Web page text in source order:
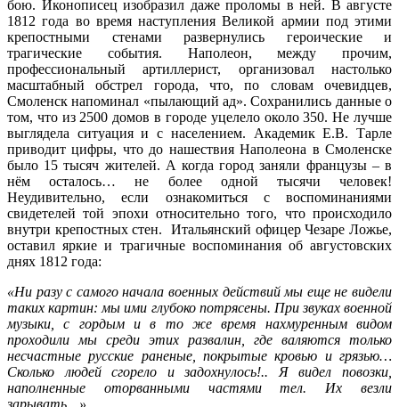
бою. Иконописец изобразил даже проломы в ней. В августе
1812 года во время наступления Великой армии под этими
крепостными стенами развернулись героические и
трагические события. Наполеон, между прочим,
профессиональный артиллерист, организовал настолько
масштабный обстрел города, что, по словам очевидцев,
Смоленск напоминал «пылающий ад». Сохранились данные о
том, что из 2500 домов в городе уцелело около 350. Не лучше
выглядела ситуация и с населением. Академик Е.В. Тарле
приводит цифры, что до нашествия Наполеона в Смоленске
было 15 тысяч жителей. А когда город заняли французы – в
нём осталось… не более одной тысячи человек!
Неудивительно, если ознакомиться с воспоминаниями
свидетелей той эпохи относительно того, что происходило
внутри крепостных стен. Итальянский офицер Чезаре Ложье,
оставил яркие и трагичные воспоминания об августовских
днях 1812 года:
«Ни разу с самого начала военных действий мы еще не видели
таких картин: мы ими глубоко потрясены. При звуках военной
музыки, с гордым и в то же время нахмуренным видом
проходили мы среди этих развалин, где валяются только
несчастные русские раненые, покрытые кровью и грязью…
Сколько людей сгорело и задохнулось!.. Я видел повозки,
наполненные оторванными частями тел. Их везли
зарывать…»